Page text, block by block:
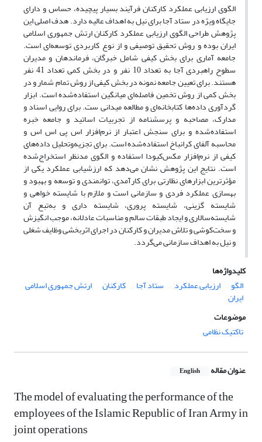
الگوی ارزیابی عملکرد کارکنان فرآیند بسیار پیچیده، حساس و دارای
جایگاه ویژه در ستاد آجا برای نیل به اهداف عالیه دارد. هدف اصلی این
پژوهش طراحی الگوی ارزیابی عملکرد کارکنان ارتش جمهوری اسلامی
ایران بوده و روش تحقیق توصیفی و از نوع کاربردی توسعه‌ای است.
جامعه آماری برای بخش کیفی شامل خبرگان، فرماندهان و مدیران
سطوح راهبردی آجا به تعداد 10 نفر و در بخش کمی تعداد 41 نفر
هستند. برای تعیین جامعه نمونه در بخش کیفی از روش تمام شمار و در
بخش کمی از روش تخمین فاصله‌ای میانگین استفاده‌شده است. ابزار
گردآوری داده‌ها کتابخانه‌ای و مطالعه میدانی ست. برای روایی اسناد و
مدارک، مصاحبه و پرسشنامه از تجربیات اساتید و جامعه خبره
استفاده‌شده و برای سنجش اعتبار از نرم‌افزار اس پی اس اس و
محاسبه آلفای کرانباخ استفاده‌شده است. برای تجزیه‌وتحلیل داده‌های
کیفی از نرم‌افزار مکس‌کیودا استفاده و الگوی مدنظر استخراج‌شده
است. نتایج این پژوهش نشان می‌دهد که ارزشیابی عملکرد یکی از
مؤثرترین ابزارهای نظارتی برای کارآمدی، توانمندی و توسعه و بهبود و
بهسازی عملکرد فردی و سازمانی است و ملازم با شایسته خواهی و
شایسته گزینی، شایسته پروری، شایسته داری و به‌تبع آن
شایسته‌سالاری و ایجاد طبقات سالم و مناسبات عادلانه، موجب انگیزش
و سخت‌کوشی و تلاش مدیران و کارکنان در اجرای اثربخشی وظایف شغلی
و نیل به اهداف سازمانی می‌گردد.
کلیدواژه‌ها
الگو
ارزیابی عملکرد ستاد آجا کارکنان ارتش جمهوری اسلامی
ایران
موضوعات
تاکتیک نظامی
عنوان مقاله English
The model of evaluating the performance of the
employees of the Islamic Republic of Iran Army in
joint operations